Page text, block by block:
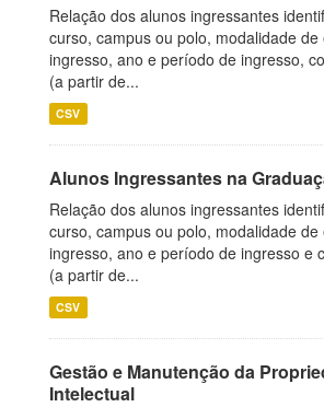
Relação dos alunos ingressantes
curso, campus ou polo, modalidade
ingresso, ano e período de ingresso,
(a partir de...
CSV
Alunos Ingressantes na
Relação dos alunos ingressantes
curso, campus ou polo, modalidade
ingresso, ano e período de ingresso e
(a partir de...
CSV
Gestão e Manutenção da
Intelectual